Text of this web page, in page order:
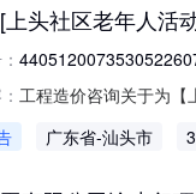
上头社区老年人活
工程造价咨询关于为
人活动中心（居家养
广东省-汕头市